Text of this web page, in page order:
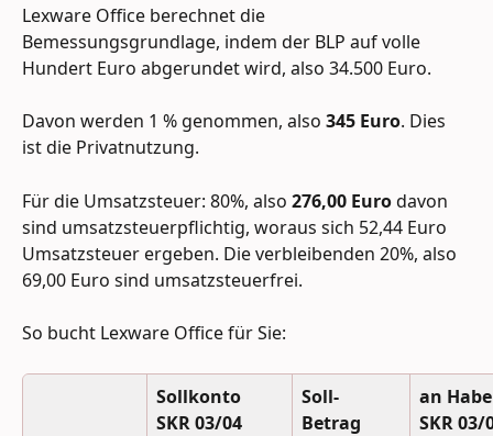
Lexware Office berechnet die
Bemessungsgrundlage, indem der BLP auf volle
Hundert Euro abgerundet wird, also 34.500 Euro.
Davon werden 1 % genommen, also 345 Euro. Dies
ist die Privatnutzung.
Für die Umsatzsteuer: 80%, also 276,00 Euro davon
sind umsatzsteuerpflichtig, woraus sich 52,44 Euro
Umsatzsteuer ergeben. Die verbleibenden 20%, also
69,00 Euro sind umsatzsteuerfrei.
So bucht Lexware Office für Sie:
Sollkonto
SKR 03/04
Soll-
Betrag
an
SKR 03/